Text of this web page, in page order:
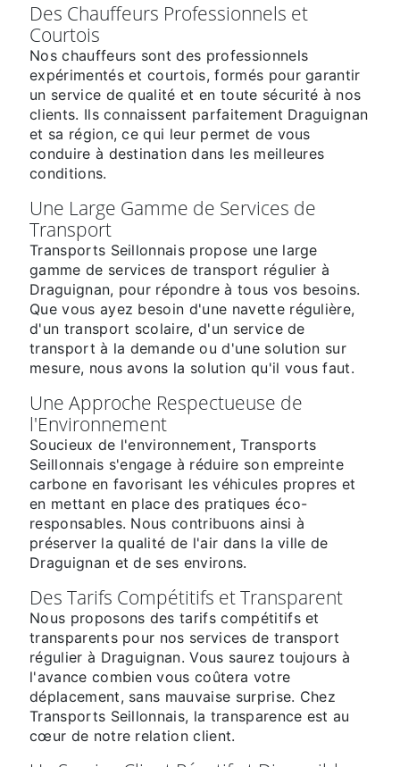
Des Chauffeurs Professionnels et
Courtois
Nos chauffeurs sont des professionnels
expérimentés et courtois, formés pour garantir
un service de qualité et en toute sécurité à nos
clients. Ils connaissent parfaitement Draguignan
et sa région, ce qui leur permet de vous
conduire à destination dans les meilleures
conditions.
Une Large Gamme de Services de
Transport
Transports Seillonnais propose une large
gamme de services de transport régulier à
Draguignan, pour répondre à tous vos besoins.
Que vous ayez besoin d'une navette régulière,
d'un transport scolaire, d'un service de
transport à la demande ou d'une solution sur
mesure, nous avons la solution qu'il vous faut.
Une Approche Respectueuse de
l'Environnement
Soucieux de l'environnement, Transports
Seillonnais s'engage à réduire son empreinte
carbone en favorisant les véhicules propres et
en mettant en place des pratiques éco-
responsables. Nous contribuons ainsi à
préserver la qualité de l'air dans la ville de
Draguignan et de ses environs.
Des Tarifs Compétitifs et Transparent
Nous proposons des tarifs compétitifs et
transparents pour nos services de transport
régulier à Draguignan. Vous saurez toujours à
l'avance combien vous coûtera votre
déplacement, sans mauvaise surprise. Chez
Transports Seillonnais, la transparence est au
cœur de notre relation client.